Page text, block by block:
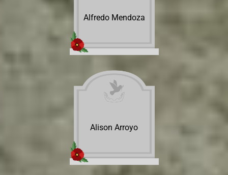
Alfredo Mendoza
Alison Arroyo